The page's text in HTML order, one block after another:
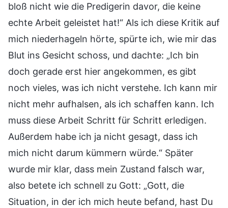
bloß nicht wie die Predigerin davor, die keine
echte Arbeit geleistet hat!“ Als ich diese Kritik auf
mich niederhageln hörte, spürte ich, wie mir das
Blut ins Gesicht schoss, und dachte: „Ich bin
doch gerade erst hier angekommen, es gibt
noch vieles, was ich nicht verstehe. Ich kann mir
nicht mehr aufhalsen, als ich schaffen kann. Ich
muss diese Arbeit Schritt für Schritt erledigen.
Außerdem habe ich ja nicht gesagt, dass ich
mich nicht darum kümmern würde.“ Später
wurde mir klar, dass mein Zustand falsch war,
also betete ich schnell zu Gott: „Gott, die
Situation, in der ich mich heute befand, hast Du